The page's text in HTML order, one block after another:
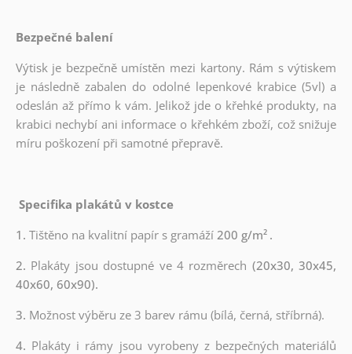
Bezpečné balení
Výtisk je bezpečně umístěn mezi kartony. Rám s výtiskem
je následně zabalen do odolné lepenkové krabice (5vl) a
odeslán až přímo k vám. Jelikož jde o křehké produkty, na
krabici nechybí ani informace o křehkém zboží, což snižuje
míru poškození při samotné přepravě.
Specifika plakátů v kostce
1. Tištěno na kvalitní papír s gramáží200 g/m² .
2. Plakáty jsou dostupné ve 4 rozměrech (20x30, 30x45,
40x60, 60x90).
3. Možnost výběru ze 3 barev rámu (bílá, černá, stříbrná).
4. Plakáty i rámy jsou vyrobeny z bezpečných materiálů